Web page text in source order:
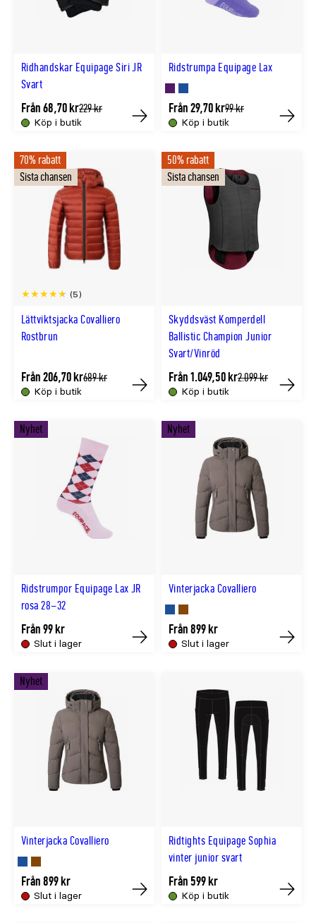
Ridhandskar Equipage Siri JR
Svart
Köp i butik
Från 68,70 krTidligere
lägsta
pris
229 kr
Köp
Ridstrumpa Equipage Lax
färgfärg
Köp i butik
Från 29,70 krTidligere
lägsta
pris
99 kr
Köp
Lättviktsjacka Covalliero
Rostbrun
(5)
70% rabatt
Sista chansen
Köp i butik
Från 206,70 krTidligere
689 kr
Köp
Skyddsväst Komperdell
Ballistic Champion Junior
Svart/Vinröd
50% rabatt
Sista chansen
Köp i butik
Från 1.049,50 krTidligere
2.099 kr
Köp
Ridstrumpor Equipage Lax JR
rosa 28–32
Nyhet
Slut i lager
Från 99 kr
Köp
Vinterjacka Covalliero
färg
Nyhet
Slut i lager
Från 899 kr
Köp
Vinterjacka Covalliero
Nyhet
Slut i lager
Från 899 kr
Köp
Ridtights Equipage Sophia
vinter junior svart
Köp i butik
Från 599 kr
Köp